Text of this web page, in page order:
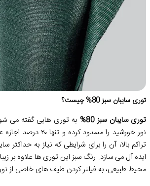
توری سایبان سبز 80% چیست؟
توری سایبان سبز 80%
نور خورشید را مسدود
تراکم بالا، آن را برای شرایطی که نیاز به
ایده آل می سازد. رنگ سبز این توری ها علاوه بر
محیط طبیعی، به فیلتر کردن طیف های خاصی از